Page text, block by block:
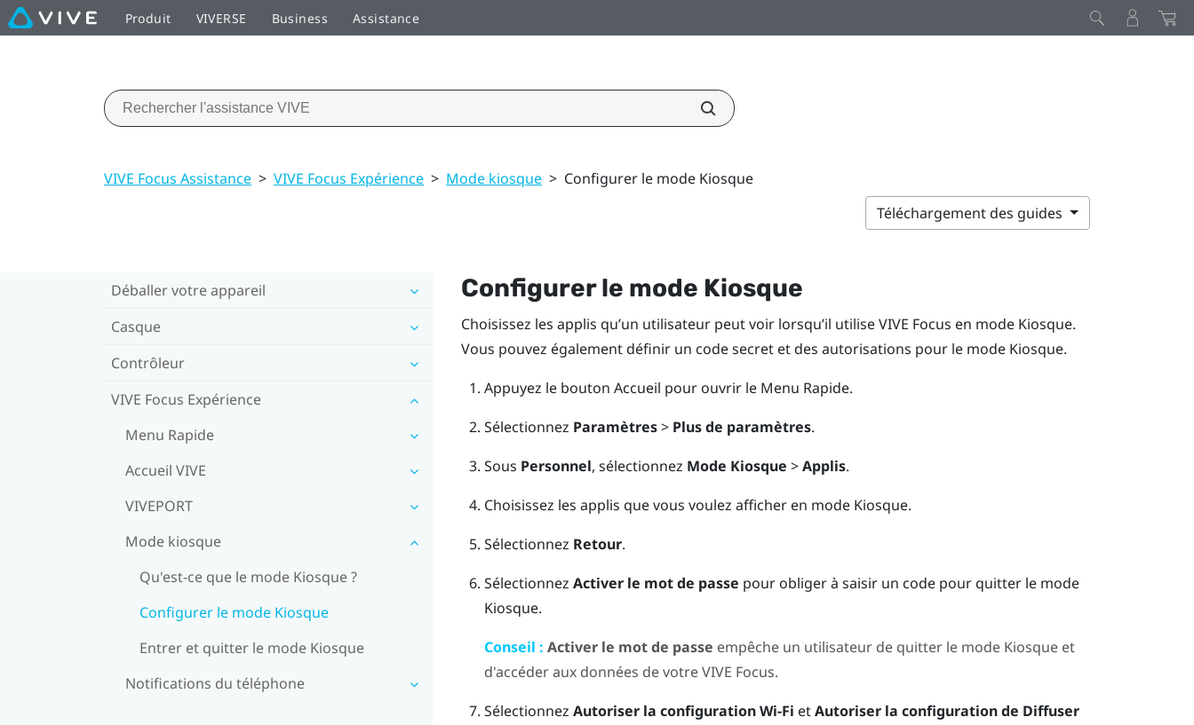
Produit VIVERSE Business Assistance
VIVE Focus Assistance > VIVE Focus Expérience > Mode kiosque > Configurer le mode Kiosque
Téléchargement des guides
Déballer votre appareil
Casque
Contrôleur
VIVE Focus Expérience
Menu Rapide
Accueil VIVE
VIVEPORT
Mode kiosque
Qu'est-ce que le mode Kiosque ?
Configurer le mode Kiosque
Entrer et quitter le mode Kiosque
Notifications du téléphone
Configurer le mode Kiosque
Choisissez les applis qu’un utilisateur peut voir lorsqu’il utiliseVIVE Focus en mode Kiosque.
Vous pouvez également définir un code secret et des autorisations pour le mode Kiosque.
Appuyez le bouton Accueil pour ouvrir le Menu Rapide.
Sélectionnez Paramètres> Plus de paramètres.
Sous Personnel, sélectionnez Mode Kiosque >Applis.
Choisissez les applis que vous voulez afficher en mode Kiosque.
Sélectionnez Retour.
Sélectionnez Activer le mot de passe pour obliger à saisir un code pour quitter le mode
Kiosque.
Conseil : Activer le mot de passe empêche un utilisateur de quitter le mode Kiosqueet
d'accéder aux données de votreVIVE Focus.
Sélectionnez Autoriser la configuration Wi-Fi etAutoriser la configuration de Diffuser